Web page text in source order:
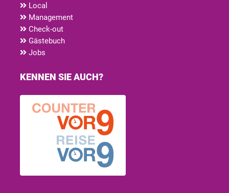
Local
Management
Check-out
Gästebuch
Jobs
KENNEN SIE AUCH?